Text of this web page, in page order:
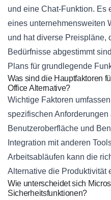
und eine Chat-Funktion. Es
eines unternehmensweiten
und hat diverse Preispläne,
Bedürfnisse abgestimmt
Plans für grundlegende
Was sind die Hauptfaktoren
Office Alternative?
Wichtige Faktoren
spezifischen
Benutzeroberfläche und
Integration mit anderen
Arbeitsabläufen kann die
Alternative die Produktivität
Wie unterscheidet sich
Sicherheitsfunktionen?